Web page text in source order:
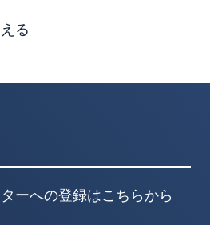
る
ーへの登録はこちらから